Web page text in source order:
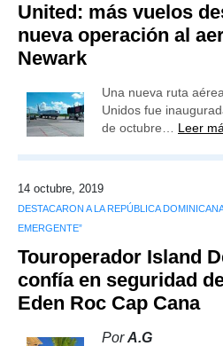
United: más vuelos
nueva operación al
Newark
Una nueva ruta
Unidos fue
de octubre… Leer
14 octubre, 2019
DESTACARON A LA REPÚBLICA
EMERGENTE”
Touroperador Island
confía en seguridad
Eden Roc Cap Cana
PorA.G